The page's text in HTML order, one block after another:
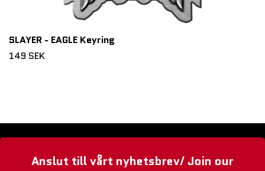
SLAYER - EAGLE Keyring
149 SEK
Anslut till vårt nyhetsbrev/ Join our